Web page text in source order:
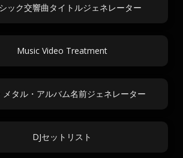
ック交響曲タイトルジェネレーター
Music Video Treatment
メタル・アルバム名前ジェネレーター
DJセットリスト